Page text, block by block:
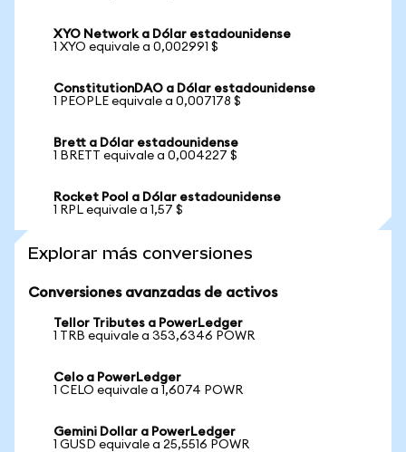
XYO Network a Dólar estadounidense
1 XYO equivale a 0,002991 $
ConstitutionDAO a Dólar estadounidense
1 PEOPLE equivale a 0,007178 $
Brett a Dólar estadounidense
1 BRETT equivale a 0,004227 $
Rocket Pool a Dólar estadounidense
1 RPL equivale a 1,57 $
Explorar más conversiones
Conversiones avanzadas de activos
Tellor Tributes a PowerLedger
1 TRB equivale a 353,6346 POWR
Celo a PowerLedger
1 CELO equivale a 1,6074 POWR
Gemini Dollar a PowerLedger
1 GUSD equivale a 25,5516 POWR